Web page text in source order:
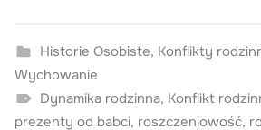
Historie Osobiste, Konflikty
Wychowanie
Dynamika rodzinna, Konflikt
prezenty od babci, roszczeniowość,